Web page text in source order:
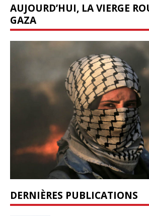
AUJOURD’HUI, LA VIERGE
GAZA
DERNIÈRES PUBLICATIONS